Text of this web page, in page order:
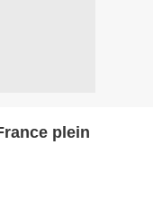
plein